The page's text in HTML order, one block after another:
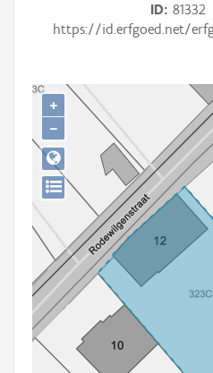
Gebeurtenis
Persoon of collectief
Downloads
Aanmelden
ID 81332
https://id.erfgoed.net/
+
−